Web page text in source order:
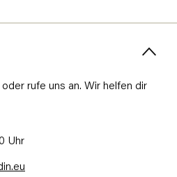
rufe uns an. Wir helfen dir
Uhr